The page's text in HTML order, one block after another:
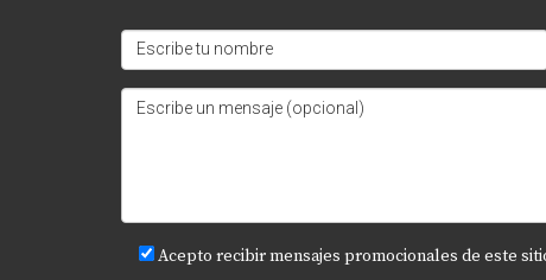
¿Puedo utilizar mi teléfono móvil
Acepto recibir mensajes promocionales de este